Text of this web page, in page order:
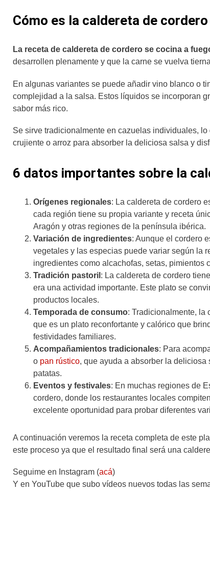
Cómo es la caldereta de
La receta de caldereta de cordero se cocina a
desarrollen plenamente y que la carne se vuelva
En algunas variantes se puede añadir vino blanco o
complejidad a la salsa. Estos líquidos se incorporan
sabor más rico.
Se sirve tradicionalmente en cazuelas individuales,
crujiente o arroz para absorber la deliciosa salsa y
6 datos importantes sobre la
Orígenes regionales: La caldereta de cordero
cada región tiene su propia variante y receta
Aragón y otras regiones de la península ibérica.
Variación de ingredientes: Aunque el cordero
vegetales y las especias puede variar según la
ingredientes como alcachofas, setas, pimientos
Tradición pastoril : La caldereta de cordero
era una actividad importante. Este plato se
productos locales.
Temporada de consumo: Tradicionalmente, la
que es un plato reconfortante y calórico que
festividades familiares.
Acompañamientos tradicionales: Para
o pan rústico, que ayuda a absorber la
patatas.
Eventos y festivales: En muchas regiones de
cordero, donde los restaurantes locales
excelente oportunidad para probar diferentes
A continuación veremos la receta completa de este
este proceso ya que el resultado final será una
Seguime en Instagram (acá)
Y en YouTube que subo vídeos nuevos todas las